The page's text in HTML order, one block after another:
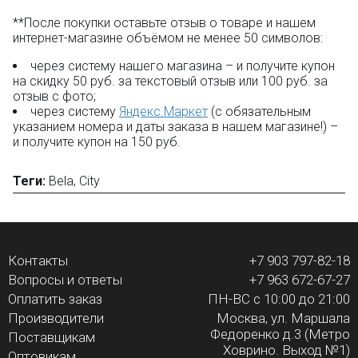
НаборBela 10443состоит из:
760 пластиковых деталей;
7 минифигурок.
Производитель - фабрика BELA (не LEGO). Компания
производит качественные конструкторы. Детали имеют
универсальные размеры и совместимы с
Бесплатная доставка от 3000 рублей;
Оплата при получении и никаких скрытых платежей;
Дополнительная скидка 10% для постоянных
покупателей;
Новые акции и конкурсы каждый месяц;
Качественные конструкторы и другие игрушки по
низким ценам!
**После покупки оставьте отзыв о товаре и нашем
интернет-магазине объёмом не менее 50 символов:
через систему нашего магазина – и получите купон
на скидку 50 руб. за текстовый отзыв или 100 руб. за
отзыв с фото;
через систему Яндекс.Маркет (с обязательным
указанием номера и даты заказа в нашем магазине!) –
и получите купон на 150 руб.
Теги: Bela, City
Контакты
Вопросы и ответы
Оплатить заказ
Производители
Поставщикам
+7 903 797-82-18
+7 963 672-67-27
ПН-ВС с 10:00 до 21:00
Москва, ул. Маршала
Федоренко д.3 (Метро
Ховрино. Выход №1)